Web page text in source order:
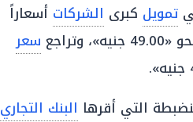
تمويل كبرى الشركات أسعاراً
جنيه»، وتراجع
سعر
التي أقرها البنك التجاري